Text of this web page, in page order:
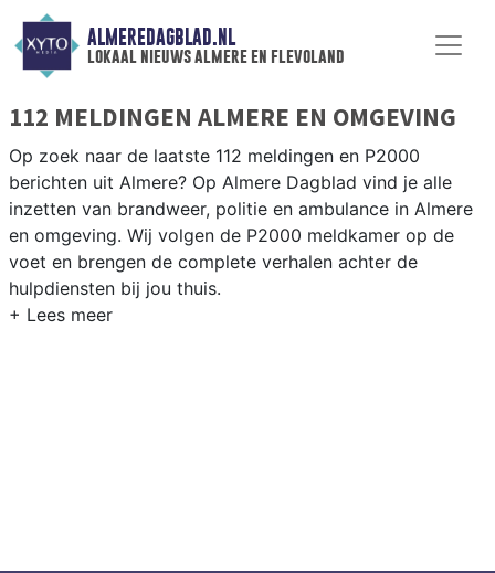
ALMEREDAGBLAD.NL
lokaal nieuws almere en flevoland
112 MELDINGEN ALMERE EN OMGEVING
Op zoek naar de laatste 112 meldingen en P2000
berichten uit Almere? Op Almere Dagblad vind je alle
inzetten van brandweer, politie en ambulance in Almere
en omgeving. Wij volgen de P2000 meldkamer op de
voet en brengen de complete verhalen achter de
hulpdiensten bij jou thuis.